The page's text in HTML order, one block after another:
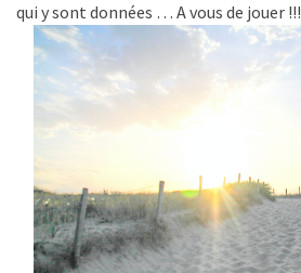
qui y sont données … A vous de jouer !!!